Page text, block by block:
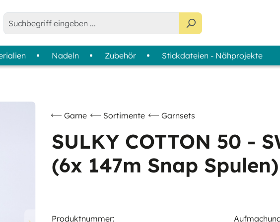
Nadeln Zubehör
Stickdateien - Nähprojekte
Nähen
Quilten & Patchwork
Handsticken
Garnsets
Garnkoffer - Slimline Boxen
Garne Sortimente Garnsets
SULKY COTTON 50 -
(6x 147m Snap Spulen)
Produktnummer: